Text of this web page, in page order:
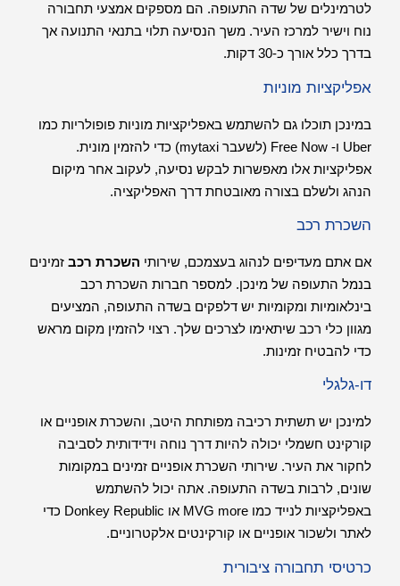
לטרמינלים של שדה התעופה. הם מספקים אמצעי תחבורה
נוח וישיר למרכז העיר. משך הנסיעה תלוי בתנאי התנועה אך
בדרך כלל אורך כ-30 דקות.
אפליקציות מוניות
במינכן תוכלו גם להשתמש באפליקציות מוניות פופולריות כמו
Uber ו- Free Now (לשעבר mytaxi) כדי להזמין מונית.
אפליקציות אלו מאפשרות לבקש נסיעה, לעקוב אחר מיקום
הנהג ולשלם בצורה מאובטחת דרך האפליקציה.
השכרת רכב
אם אתם מעדיפים לנהוג בעצמכם, שירותי השכרת רכב זמינים
בנמל התעופה של מינכן. למספר חברות השכרת רכב
בינלאומיות ומקומיות יש דלפקים בשדה התעופה, המציעים
מגוון כלי רכב שיתאימו לצרכים שלך. רצוי להזמין מקום מראש
כדי להבטיח זמינות.
דו-גלגלי
למינכן יש תשתית רכיבה מפותחת היטב, והשכרת אופניים או
קורקינט חשמלי יכולה להיות דרך נוחה וידידותית לסביבה
לחקור את העיר. שירותי השכרת אופניים זמינים במקומות
שונים, לרבות בשדה התעופה. אתה יכול להשתמש
באפליקציות לנייד כמו MVG more או Donkey Republic כדי
לאתר ולשכור אופניים או קורקינטים אלקטרוניים.
כרטיסי תחבורה ציבורית